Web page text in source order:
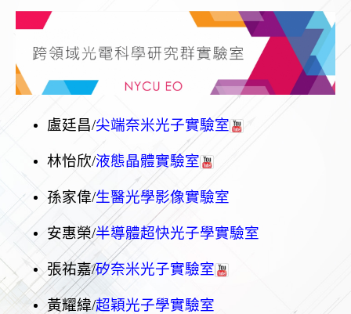
盧廷昌/尖端奈米光子實驗室
林怡欣/液態晶體實驗室
孫家偉/生醫光學影像實驗室
安惠榮/半導體超快光子學實驗室
張祐嘉/矽奈米光子實驗室
黃耀緯/超穎光子學實驗室